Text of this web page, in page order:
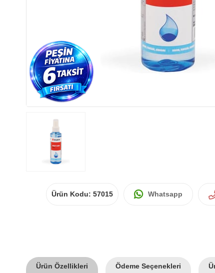
Ürün Kodu: 57015 Whatsapp
Ürün Özellikleri Ödeme Seçenekleri